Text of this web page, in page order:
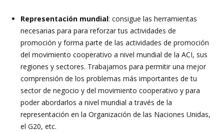
Representación mundial: consigue las herramientas
necesarias para para reforzar tus actividades de
promoción y forma parte de las actividades de promoción
del movimiento cooperativo a nivel mundial de la ACI, sus
regiones y sectores. Trabajamos para permitir una mejor
comprensión de los problemas más importantes de tu
sector de negocio y del movimiento cooperativo y para
poder abordarlos a nivel mundial a través de la
representación en la Organización de las Naciones Unidas,
el G20, etc.